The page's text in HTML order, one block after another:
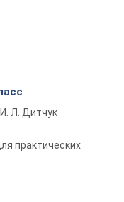
Л. Дитчук
практических